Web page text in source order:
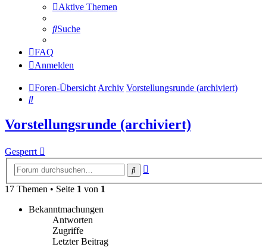
Aktive Themen
Suche
FAQ
Anmelden
Foren-ÜbersichtArchiv Vorstellungsrunde (archiviert)
Suche
Vorstellungsrunde (archiviert)
Gesperrt
Suche
17 Themen • Seite 1 von 1
Bekanntmachungen
Antworten
Zugriffe
Letzter Beitrag